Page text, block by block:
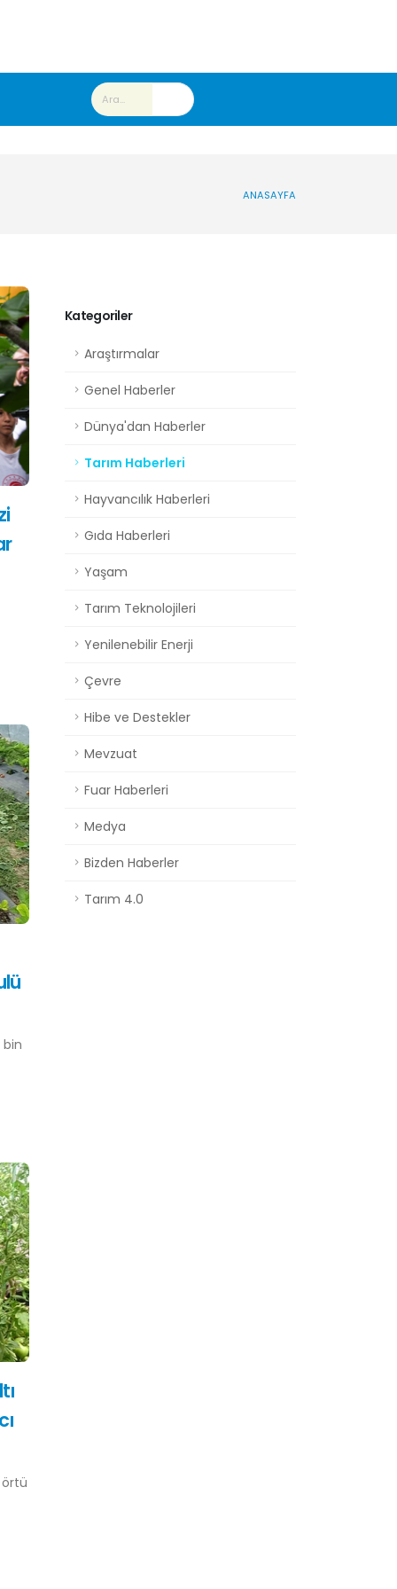
ANASAYFA
bin
örtü
Kategoriler
Araştırmalar
Genel Haberler
Dünya'dan Haberler
Tarım Haberleri
Hayvancılık Haberleri
Gıda Haberleri
Yaşam
Tarım Teknolojileri
Yenilenebilir Enerji
Çevre
Hibe ve Destekler
Mevzuat
Fuar Haberleri
Medya
Bizden Haberler
Tarım 4.0